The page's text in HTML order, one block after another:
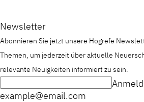
Newsletter
Abonnieren Sie jetzt unsere Hogrefe
Themen, um jederzeit über aktuelle
relevante Neuigkeiten informiert zu sein.
example@email.com